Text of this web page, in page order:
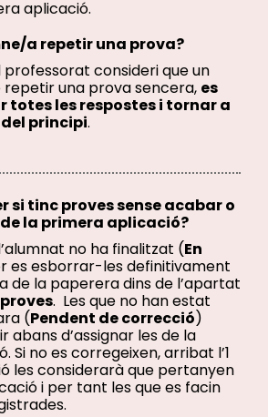
aplicació.
a repetir una prova?
professorat consideri que un
una prova sencera, es
totes les respostes i tornar a
principi.
si tinc proves sense acabar o
la primera aplicació?
no ha finalitzat (En
es esborrar-les definitivament
de la paperera dins de l’apartat
. Les que no han estat
(Pendent de correcció)
abans d’assignar les de la
Si no es corregeixen, arribat l’1
les considerarà que pertanyen
i per tant les que es facin